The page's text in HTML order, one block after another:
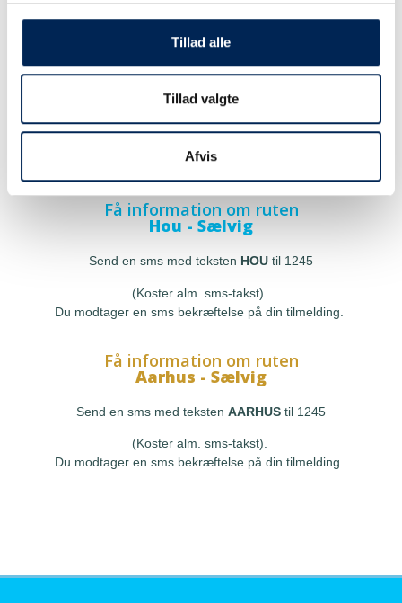
Tillad alle
Tillad valgte
Afvis
Få information om ruten
Hou - Sælvig
Send en sms med teksten HOU til 1245
(Koster alm. sms-takst).
Du modtager en sms bekræftelse på din tilmelding.
Få information om ruten
Aarhus - Sælvig
Send en sms med teksten AARHUS til 1245
(Koster alm. sms-takst).
Du modtager en sms bekræftelse på din tilmelding.